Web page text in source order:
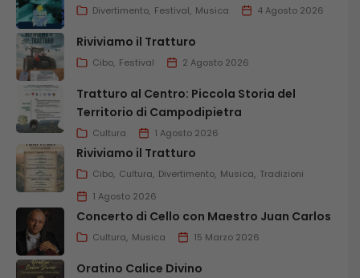
Divertimento Festival Musica 4 Agosto 2026
Riviviamo il Tratturo
Cibo Festival 2 Agosto 2026
Tratturo al Centro: Piccola Storia del
Territorio di Campodipietra
Cultura 1 Agosto 2026
Riviviamo il Tratturo
Cibo Cultura Divertimento Musica Tradizioni
1 Agosto 2026
Concerto di Cello con Maestro Juan Carlos
Cultura Musica 15 Marzo 2026
Oratino Calice Divino